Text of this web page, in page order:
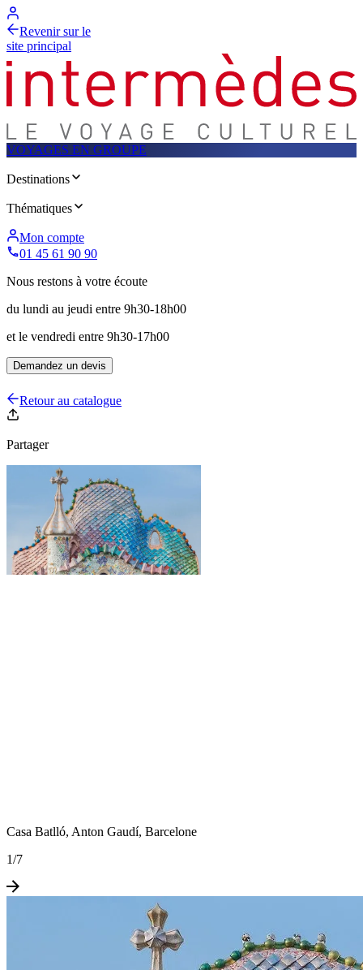
Revenir sur le
site principal
VOYAGES EN GROUPE
Destinations
Thématiques
Mon compte
01 45 61 90 90
Nous restons à votre écoute
du lundi au jeudi entre 9h30-18h00
et le vendredi entre 9h30-17h00
Demandez un devis
Retour au catalogue
Partager
Casa Batlló, Anton Gaudí, Barcelone
1/7